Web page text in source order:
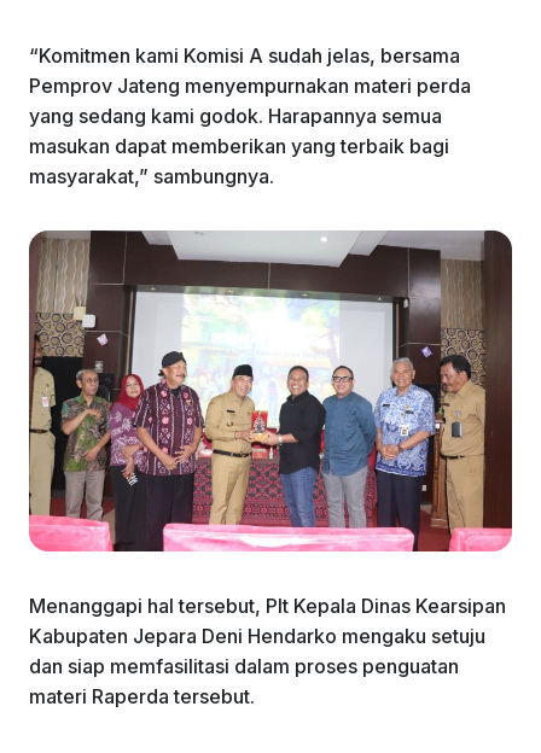
“Komitmen kami Komisi A sudah jelas, bersama
Pemprov Jateng menyempurnakan materi perda
yang sedang kami godok. Harapannya semua
masukan dapat memberikan yang terbaik bagi
masyarakat,” sambungnya.
Menanggapi hal tersebut, Plt Kepala Dinas Kearsipan
Kabupaten Jepara Deni Hendarko mengaku setuju
dan siap memfasilitasi dalam proses penguatan
materi Raperda tersebut.